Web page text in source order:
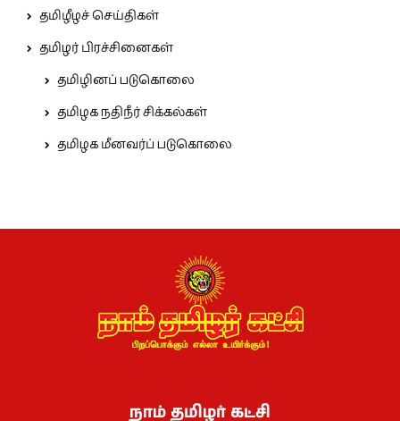
தமிழீழச் செய்திகள்
தமிழர் பிரச்சினைகள்
தமிழினப் படுகொலை
தமிழக நதிநீர் சிக்கல்கள்
தமிழக மீனவர்ப் படுகொலை
நாம் தமிழர் கட்சி